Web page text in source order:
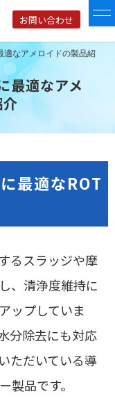
お問い合わせ
適なアメロイドの製品紹
最適なアメ
最適なROT
るスラッジや摩
、清浄度維持に
ップしていま
分除去にも対応
ただいている導
製品です。